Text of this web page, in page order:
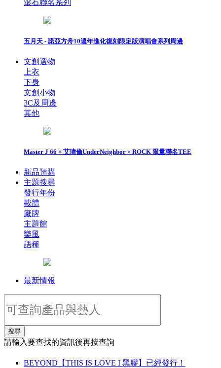
滾石聯名系列
五月天 - 諾亞方舟10週年進化復刻限定版演唱會系列周邊
文創選物
上衣
下身
文創小物
3C及周邊
其他
Master J 66 × 艾瑋倫UnderNeighbor × ROCK 限量聯名TEE
新品預購
主題搜尋
發行年份
載體
廠牌
主題館
樂風
語種
最新情報
搜尋
請輸入要查找的資訊後再按查詢
BEYOND【THIS IS LOVE I 黑膠】已經發行！